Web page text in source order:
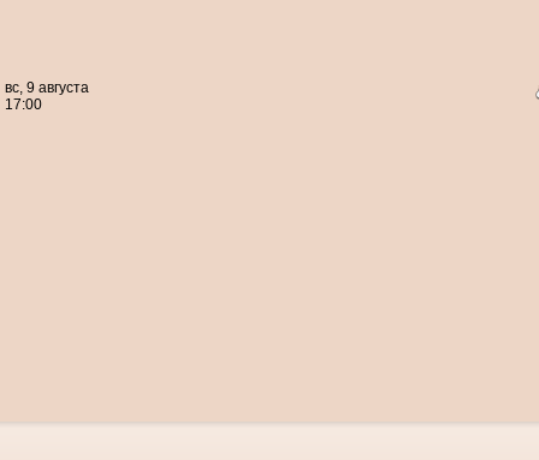
вс, 9 августа
17:00